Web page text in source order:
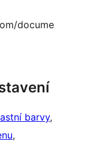
docume
barvy